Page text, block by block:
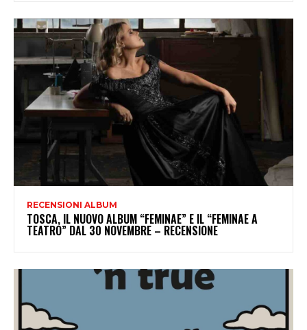
RECENSIONI ALBUM
TOSCA, IL NUOVO ALBUM “FEMINAE” E IL “FEMINAE A
TEATRO” DAL 30 NOVEMBRE – RECENSIONE